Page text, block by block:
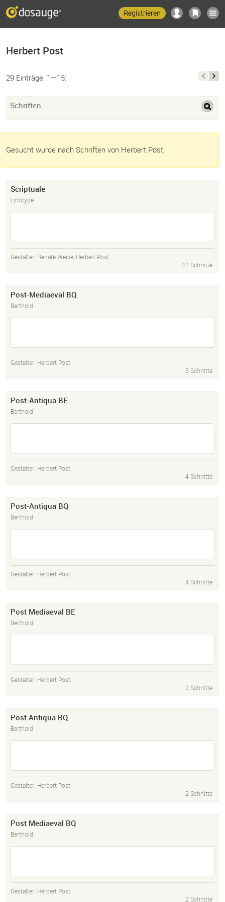
Registrieren
Herbert Post
29 Einträge, 1—15:
Schriften
Gesucht wurde nach Schriften von Herbert Post.
Scriptuale
Linotype
Gestalter: Renate Weise, Herbert Post
42 Schnitte
Post-Mediaeval BQ
Berthold
Gestalter: Herbert Post
5 Schnitte
Post-Antiqua BE
Berthold
Gestalter: Herbert Post
4 Schnitte
Post-Antiqua BQ
Berthold
Gestalter: Herbert Post
4 Schnitte
Post Mediaeval BE
Berthold
Gestalter: Herbert Post
2 Schnitte
Post Antiqua BQ
Berthold
Gestalter: Herbert Post
2 Schnitte
Post Mediaeval BQ
Berthold
Gestalter: Herbert Post
2 Schnitte